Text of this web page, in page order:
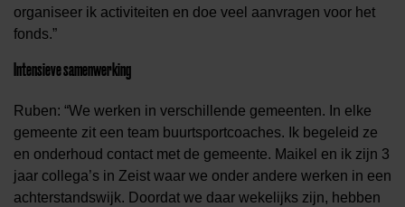
organiseer ik activiteiten en doe veel aanvragen voor het
fonds.”
Intensieve samenwerking
Ruben: “We werken in verschillende gemeenten. In elke
gemeente zit een team buurtsportcoaches. Ik begeleid ze
en onderhoud contact met de gemeente. Maikel en ik zijn 3
jaar collega’s in Zeist waar we onder andere werken in een
achterstandswijk. Doordat we daar wekelijks zijn, hebben